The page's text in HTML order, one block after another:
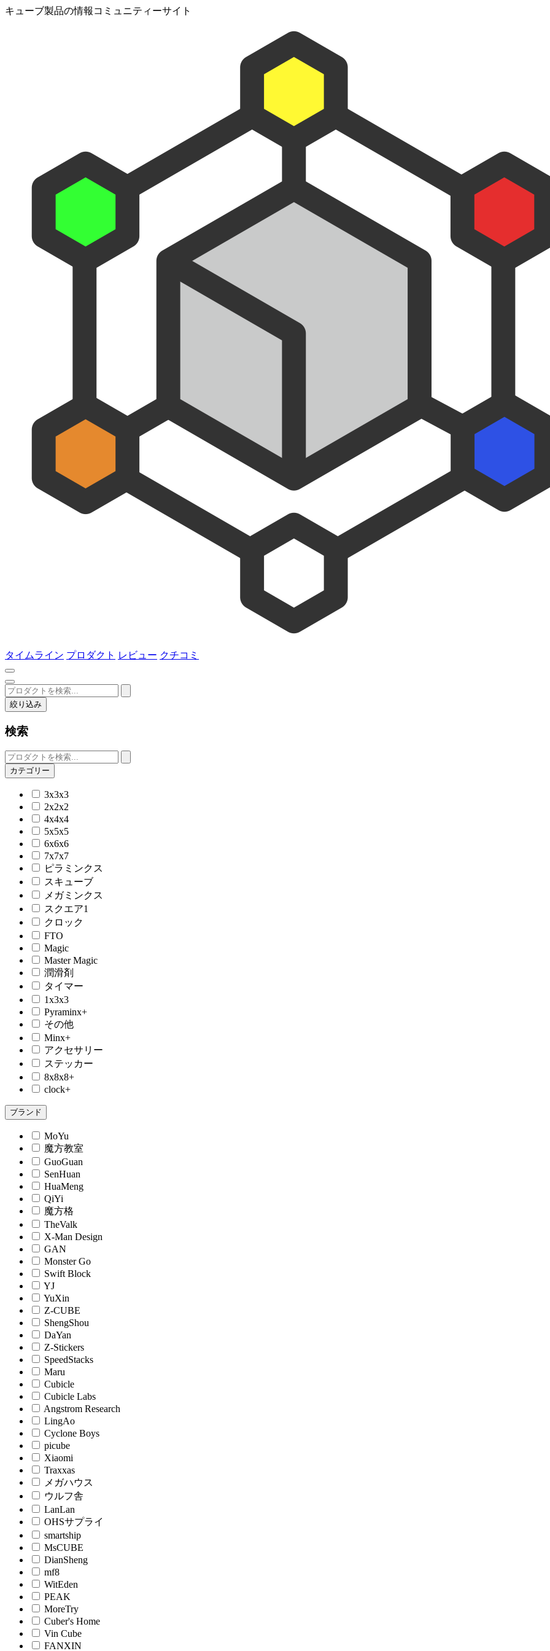
キューブ製品の情報コミュニティーサイト
タイムライン プロダクト レビュー クチコミ
絞り込み
検索
カテゴリー
3x3x3
2x2x2
4x4x4
5x5x5
6x6x6
7x7x7
ピラミンクス
スキューブ
メガミンクス
スクエア1
クロック
FTO
Magic
Master Magic
潤滑剤
タイマー
1x3x3
Pyraminx+
その他
Minx+
アクセサリー
ステッカー
8x8x8+
clock+
ブランド
MoYu
魔方教室
GuoGuan
SenHuan
HuaMeng
QiYi
魔方格
TheValk
X-Man Design
GAN
Monster Go
Swift Block
YJ
YuXin
Z-CUBE
ShengShou
DaYan
Z-Stickers
SpeedStacks
Maru
Cubicle
Cubicle Labs
Angstrom Research
LingAo
Cyclone Boys
picube
Xiaomi
Traxxas
メガハウス
ウルフ舎
LanLan
OHSサプライ
smartship
MsCUBE
DianSheng
mf8
WitEden
PEAK
MoreTry
Cuber's Home
Vin Cube
FANXIN